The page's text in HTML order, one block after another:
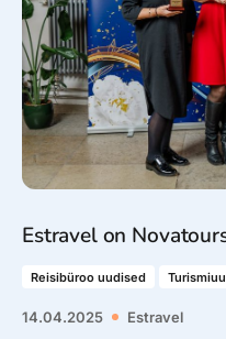
Estravel on
Reisibüroo uudised
14.04.2025 Estravel